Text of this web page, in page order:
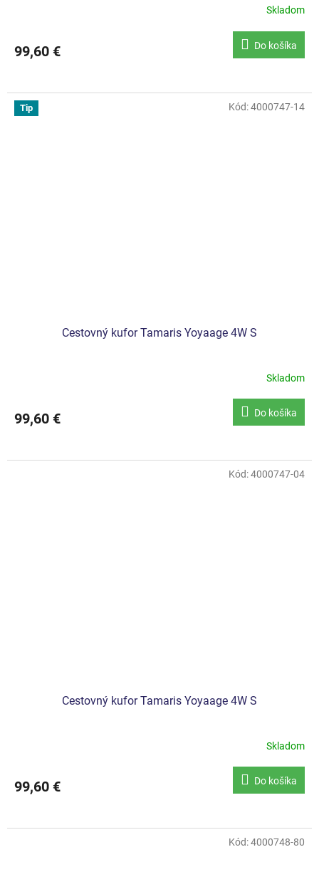
Skladom
99,60 € Do košíka
Tip
Cestovný kufor Tamaris Yoyaage 4W S
Skladom
99,60 € Do košíka
Kód:4000747-14
Cestovný kufor Tamaris Yoyaage 4W S
Skladom
99,60 € Do košíka
Kód:4000747-04
Kód:4000748-80